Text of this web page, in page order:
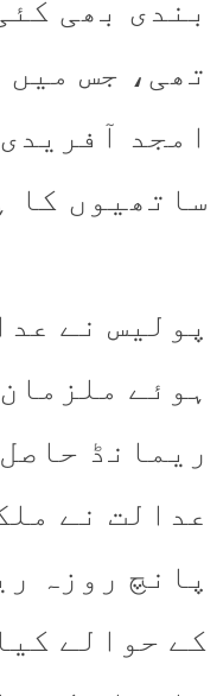
بندی بھی
تھی، جس
امجد
ساتھیوں کا
پولیس نے
ہوئے
ریمانڈ
عدالت نے
پانچ روزہ
کے حوالے